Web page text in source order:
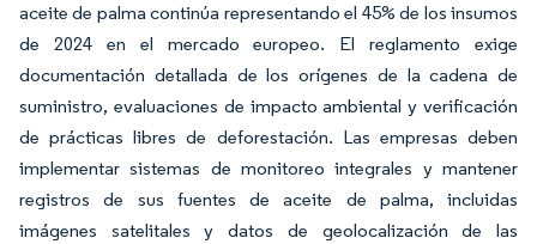
aceite de palma continúa representando el 45% de los insumos
de 2024 en el mercado europeo. El reglamento exige
documentación detallada de los orígenes de la cadena de
suministro, evaluaciones de impacto ambiental y verificación
de prácticas libres de deforestación. Las empresas deben
implementar sistemas de monitoreo integrales y mantener
registros de sus fuentes de aceite de palma, incluidas
imágenes satelitales y datos de geolocalización de las